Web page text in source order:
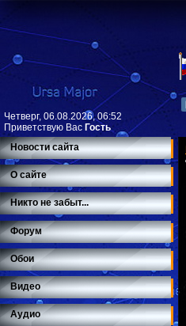
Четверг, 06.08.2026, 06:52
Приветствую Вас Гость
Новости сайта
О сайте
Никто не забыт...
Форум
Обои
Видео
Аудио